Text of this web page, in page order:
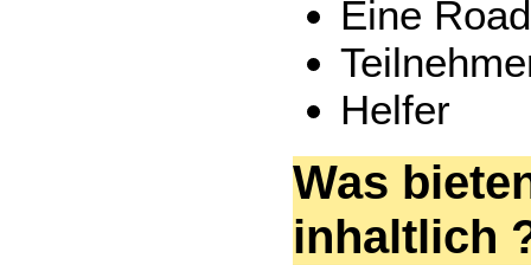
Eine
Helfer
Was
inhaltlich